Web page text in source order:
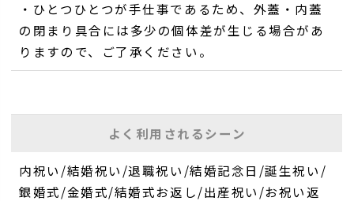
・ひとつひとつが手仕事であるため、外蓋・内蓋
の閉まり具合には多少の個体差が生じる場合があ
りますので、ご了承ください。
よく利用されるシーン
内祝い/結婚祝い/退職祝い/結婚記念日/誕生祝い/
銀婚式/金婚式/結婚式お返し/出産祝い/お祝い返